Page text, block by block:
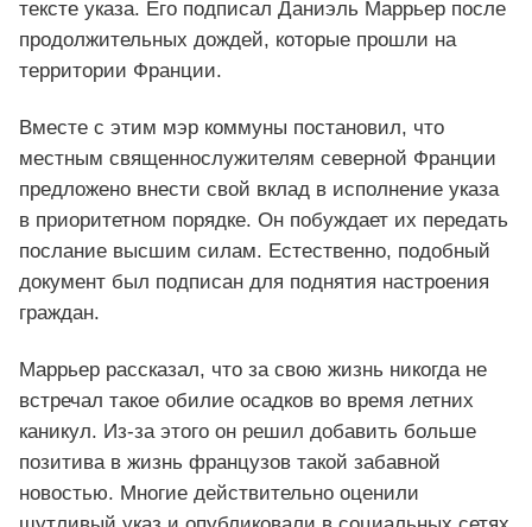
тексте указа. Его подписал Даниэль Маррьер после
продолжительных дождей, которые прошли на
территории Франции.
Вместе с этим мэр коммуны постановил, что
местным священнослужителям северной Франции
предложено внести свой вклад в исполнение указа
в приоритетном порядке. Он побуждает их передать
послание высшим силам. Естественно, подобный
документ был подписан для поднятия настроения
граждан.
Маррьер рассказал, что за свою жизнь никогда не
встречал такое обилие осадков во время летних
каникул. Из-за этого он решил добавить больше
позитива в жизнь французов такой забавной
новостью. Многие действительно оценили